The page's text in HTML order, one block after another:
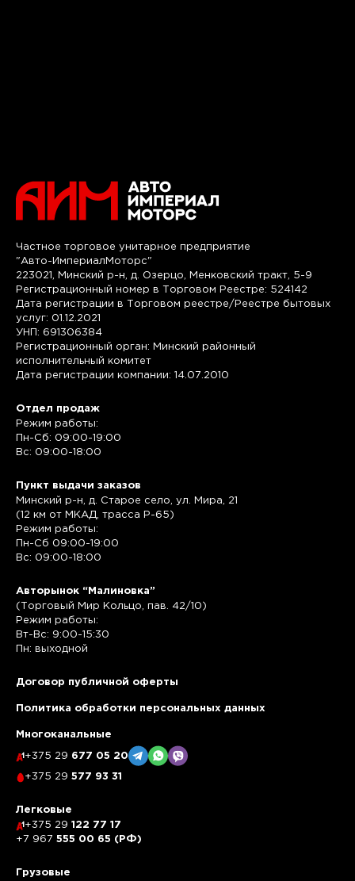
Частное торговое унитарное предприятие
"Авто-ИмпериалМоторс"
223021, Минский р-н, д. Озерцо, Менковский тракт, 5-9
Регистрационный номер в Торговом Реестре: 524142
Дата регистрации в Торговом реестре/Реестре бытовых
услуг: 01.12.2021
УНП: 691306384
Регистрационный орган: Минский районный
исполнительный комитет
Дата регистрации компании: 14.07.2010
Отдел продаж
Режим работы:
Пн-Сб: 09:00-19:00
Вс: 09:00-18:00
Пункт выдачи заказов
Минский р-н, д. Старое село, ул. Мира, 21
(12 км от МКАД, трасса P-65)
Режим работы:
Пн-Сб 09:00-19:00
Вс: 09:00-18:00
Авторынок “Малиновка”
(Торговый Мир Кольцо, пав. 42/10)
Режим работы:
Вт-Вс: 9:00-15:30
Пн: выходной
Договор публичной оферты
Политика обработки персональных данных
Многоканальные
+375 29 677 05 20
+375 29 577 93 31
Легковые
+375 29 122 77 17
+7 967 555 00 65 (РФ)
Грузовые